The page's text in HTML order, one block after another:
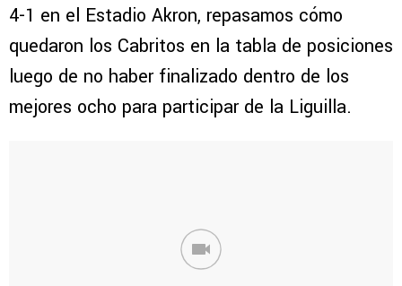
4-1 en el Estadio Akron, repasamos cómo
quedaron los Cabritos en la tabla de posiciones
luego de no haber finalizado dentro de los
mejores ocho para participar de la Liguilla.